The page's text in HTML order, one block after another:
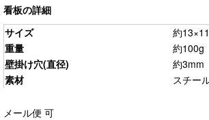
看板の詳細
サイズ
約
重量
約100g
壁掛け穴(直径)
約3mm
素材
スチー
メール便 可